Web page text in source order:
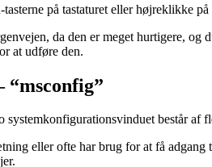
på tastaturet eller højreklikke
da den er meget hurtigere,
at udføre den.
“msconfig”
består af
eller ofte har brug for at få